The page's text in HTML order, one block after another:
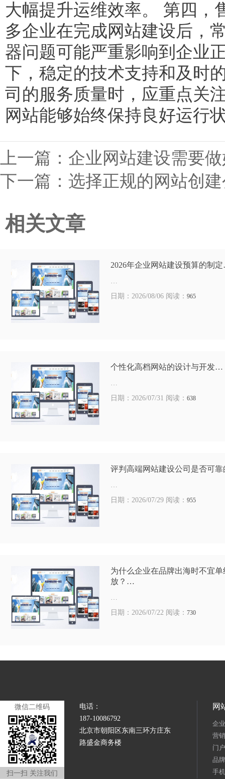
大幅提升运维效率。 第四，
多企业在完成网站建设后，
器问题可能严重影响到企业
下，稳定的技术支持和及时
司的服务质量时，应重点关
网站能够始终保持良好运行
上一篇： 企业网站建设需要
下一篇： 选择正规的网站创
相关文章
2026年企业网站建设预算的制
…
日期：2026/08/06 阅读： 965
个性化高档网站的设计与开发…
…
日期：2026/07/31 阅读： 638
评判高端网站建设公司是否可
…
日期：2026/07/29 阅读： 955
为什么企业在品牌出海时不宜
放？…
…
日期：2026/07/22 阅读： 730
微信二维码
扫一扫 关注我们
电话：
187-10086792
北京市朝阳区东南三环方庄东
路盛金商务楼
网
企
营
门
品
手